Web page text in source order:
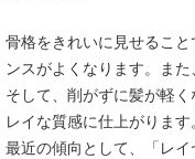
骨格をきれいに見せるこ
ンスがよくなります。ま
そして、削がずに髪が軽
レイな質感に仕上がります。
最近の傾向として、「レ